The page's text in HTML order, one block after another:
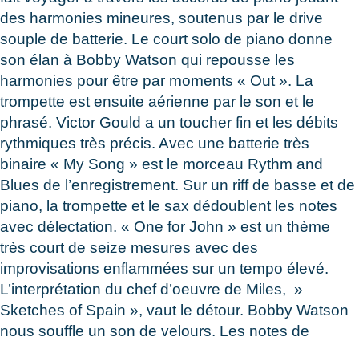
des harmonies mineures, soutenus par le drive
souple de batterie. Le court solo de piano donne
son élan à Bobby Watson qui repousse les
harmonies pour être par moments « Out ». La
trompette est ensuite aérienne par le son et le
phrasé. Victor Gould a un toucher fin et les débits
rythmiques très précis. Avec une batterie très
binaire « My Song » est le morceau Rythm and
Blues de l’enregistrement. Sur un riff de basse et de
piano, la trompette et le sax dédoublent les notes
avec délectation. « One for John » est un thème
très court de seize mesures avec des
improvisations enflammées sur un tempo élevé.
L’interprétation du chef d’oeuvre de Miles, »
Sketches of Spain », vaut le détour. Bobby Watson
nous souffle un son de velours. Les notes de